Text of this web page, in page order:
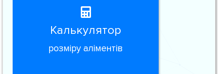
Калькулятор
розміру аліментів